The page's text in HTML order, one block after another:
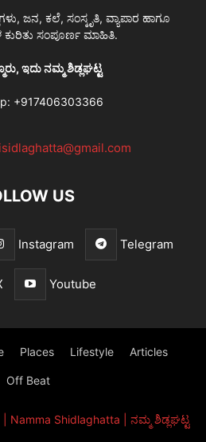
ಜನ, ಕಲೆ, ಸಂಸ್ಕೃತಿ, ವ್ಯಾಪಾರ ಹಾಗೂ
ಸಂಪೂರ್ಣ ಮಾಹಿತಿ.
ಇದು ನಮ್ಮ ಶಿಡ್ಲಘಟ್ಟ
+917406303366
US
Instagram Telegram
Youtube
Places Lifestyle Articles
Off Beat
Namma Shidlaghatta | ನಮ್ಮ ಶಿಡ್ಲಘಟ್ಟ